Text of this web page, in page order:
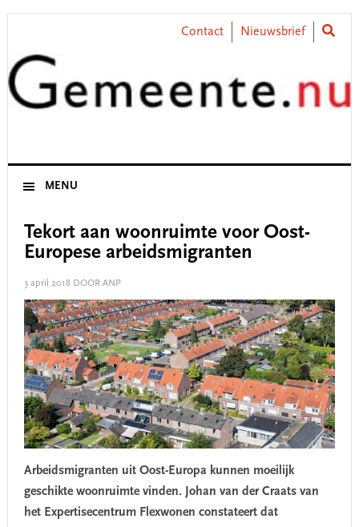
Skip
primary
navigation
Skip
content
Skip
primary
sidebar
Skip
footer
Contact Nieuwsbrief
MENU
Tekort aan woonruimte voor Oost-
Europese arbeidsmigranten
3 april 2018DOOR ANP
Arbeidsmigranten uit Oost-Europa kunnen moeilijk
geschikte woonruimte vinden. Johan van der Craats van
het Expertisecentrum Flexwonen constateert dat